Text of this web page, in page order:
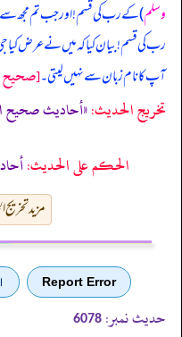
وسلم) کے رب کی قسم! اور جب تم مجھ سے
رب کی قسم! بیان کیا کہ میں نے عرض کیا
آپ کا نام زبان سے نہیں لیتی۔[صحيح
تخریج الحدیث:«أحاديث صحيح
الحكم على الحديث:
مزید
Report Error
حدیث نمبر: 6078